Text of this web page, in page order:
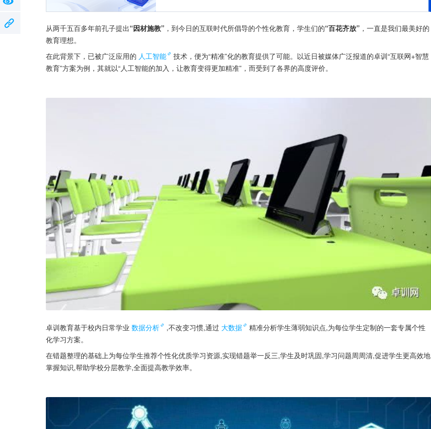
从两千五百多年前孔子提出“因材施教” ，到今日的互联时代所倡导的个性化教育，学生们的“百花齐放” ，一直是我们最美好的
教育理想。
在此背景下，已被广泛应用的 人工智能
技术，便为“精准”化的教育提供了可能。以近日被媒体广泛报道的卓训“互联网+智慧
教育”方案为例，其就以“人工智能的加入，让教育变得更加精准”，而受到了各界的高度评价。
卓训教育基于校内日常学业 数据分析 ,不改变习惯,通过 大数据
精准分析学生薄弱知识点,为每位学生定制的一套专属个性
化学习方案。
在错题整理的基础上为每位学生推荐个性化优质学习资源,实现错题举一反三,学生及时巩固,学习问题周周清,促进学生更高效地
掌握知识,帮助学校分层教学,全面提高教学效率。